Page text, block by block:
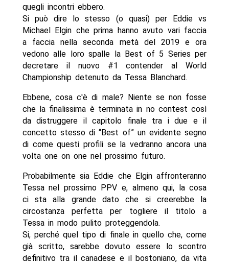
quegli incontri ebbero.
Si può dire lo stesso (o quasi) per Eddie vs
Michael Elgin che prima hanno avuto vari faccia
a faccia nella seconda metà del 2019 e ora
vedono alle loro spalle la Best of 5 Series per
decretare il nuovo #1 contender al World
Championship detenuto da Tessa Blanchard.
Ebbene, cosa c'è di male? Niente se non fosse
che la finalissima è terminata in no contest così
da distruggere il capitolo finale tra i due e il
concetto stesso di “Best of” un evidente segno
di come questi profili se la vedranno ancora una
volta one on one nel prossimo futuro.
Probabilmente sia Eddie che Elgin affronteranno
Tessa nel prossimo PPV e, almeno qui, la cosa
ci sta alla grande dato che si creerebbe la
circostanza perfetta per togliere il titolo a
Tessa in modo pulito proteggendola.
Si, perché quel tipo di finale in quello che, come
già scritto, sarebbe dovuto essere lo scontro
definitivo tra il canadese e il bostoniano, da vita